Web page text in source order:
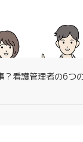
？看護管理者の6つ